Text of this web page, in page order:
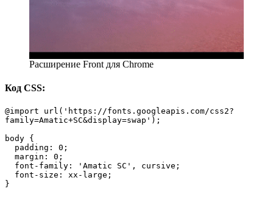
Расширение Front для Chrome
Код CSS:
@import url('https://fonts.googleapis.com/css2?
family=Amatic+SC&display=swap');
body {
  padding: 0;
  margin: 0;
  font-family: 'Amatic SC', cursive;
  font-size: xx-large;
}